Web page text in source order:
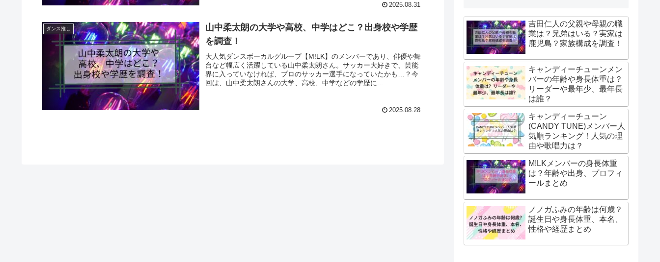
2025.08.31
ダンス推し
山中柔太朗の大学や高校、中学はどこ？出身校や学歴
を調査！
大人気ダンスボーカルグループ【M!LK】のメンバーであり、俳優や舞
台など幅広く活躍している山中柔太朗さん。サッカー大好きで、芸能
界に入っていなければ、プロのサッカー選手になっていたかも…？今
回は、山中柔太朗さんの大学、高校、中学などの学歴に...
2025.08.28
吉田仁人の父親や母親の職
業は？兄弟はいる？実家は
鹿児島？家族構成を調査！
キャンディーチューンメン
バーの年齢や身長体重は？
リーダーや最年少、最年長
は誰？
キャンディーチューン
(CANDY TUNE)メンバー人
気順ランキング！人気の理
由や歌唱力は？
M!LKメンバーの身長体重
は？年齢や出身、プロフィ
ールまとめ
ノノガふみの年齢は何歳？
誕生日や身長体重、本名、
性格や経歴まとめ